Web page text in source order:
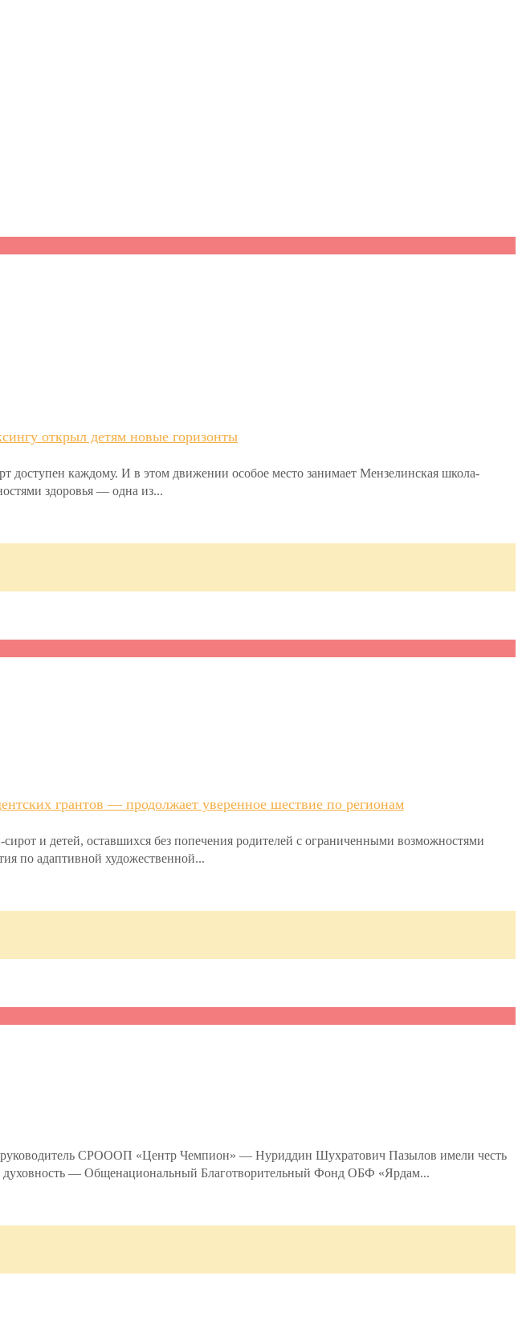
открыл детям новые горизонты
доступен каждому. И в этом движении особое место занимает Мензелинская школа-
здоровья — одна из...
грантов — продолжает уверенное шествие по регионам
и детей, оставшихся без попечения родителей с ограниченными возможностями
по адаптивной художественной...
руководитель СРОООП «Центр Чемпион» — Нуриддин Шухратович Пазылов имели честь
и духовность — Общенациональный Благотворительный Фонд ОБФ «Ярдам...